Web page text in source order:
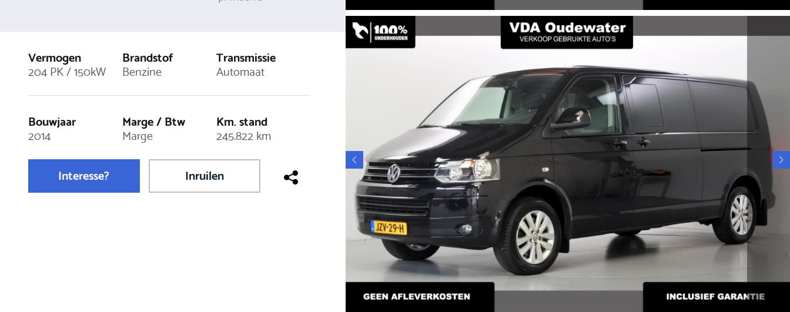
Vermogen
204 PK / 150kW
Brandstof
Benzine
Transmissie
Automaat
Bouwjaar
2014
Marge / Btw
Marge
Km. stand
245.822 km
Interesse?
Inruilen